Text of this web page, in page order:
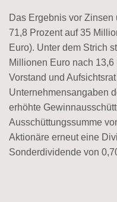
Das Ergebnis vor
71,8 Prozent auf 35
Euro). Unter dem Strich
Millionen Euro nach
Vorstand und
Unternehmensangaben
erhöhte
Ausschüttungssumme
Aktionäre erneut eine
Sonderdividende von